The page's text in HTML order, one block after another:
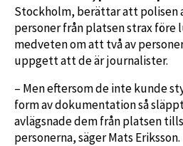
Stockholm, berättar att polisen
personer från platsen strax före
medveten om att två av
uppgett att de är journalister.
– Men eftersom de inte kunde
form av dokumentation så
avlägsnade dem från platsen
personerna, säger Mats Eriksson.